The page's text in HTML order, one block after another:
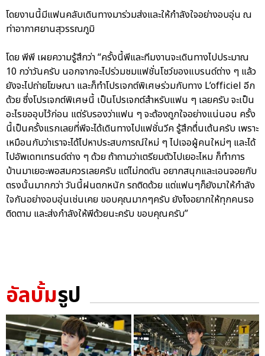
โดยงานนี้มีแฟนคลับเดินทางมาร่วมส่งและให้กำลังใจอย่างอบอุ่น ณ
ท่าอากาศยานสุวรรณภูมิ
โดย พีพี เผยความรู้สึกว่า “ครั้งนี้พีและทีมงานจะเดินทางไปประมาณ
10 กว่าวันครับ นอกจากจะไปร่วมชมแฟชั่นโชว์ของแบรนด์ต่าง ๆ แล้ว
ยังจะไปถ่ายโฆษณา และก็ทำโปรเจกต์พิเศษร่วมกับทาง L’officiel อีก
ด้วย ซึ่งโปรเจกต์พิเศษนี้ เป็นโปรเจกต์สำหรับแฟน ๆ เลยครับ จะเป็น
อะไรขออุบไว้ก่อน แต่รับรองว่าแฟน ๆ จะต้องถูกใจอย่างแน่นอน ครั้ง
นี้เป็นครั้งแรกเลยที่พีจะได้เดินทางไปแฟชั่นวีค รู้สึกตื่นเต้นครับ เพราะ
เหมือนกับว่าเราจะได้ไปหาประสบการณ์ใหม่ ๆ ไปเจอผู้คนใหม่ๆ และได้
ไปอัพเดทเทรนด์ต่าง ๆ ด้วย ถ้าถามว่าเตรียมตัวไปเยอะไหม ก็ทำการ
บ้านมาเยอะพอสมควรเลยครับ แต่ไม่กดดัน อยากสนุกและเอนจอยกับ
ตรงนั้นมากกว่า วันนี้ฝนตกหนัก รถติดด้วย แต่แฟนๆก็ยังมาให้กำลัง
ใจกันอย่างอบอุ่นเช่นเคย ขอบคุณมากๆครับ ยังไงอยากให้ทุกคนรอ
ติดตาม และส่งกำลังให้พีด้วยนะครับ ขอบคุณครับ”
อัลบั้มรูป